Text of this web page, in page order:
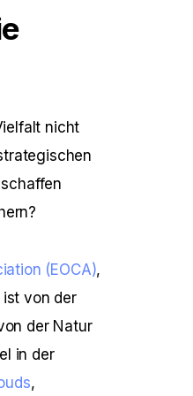
nicht
(EOCA),
von der
der Natur
in der
,